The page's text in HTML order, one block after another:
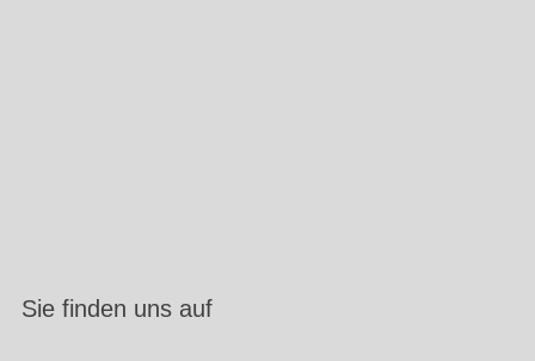
Sie finden uns auf